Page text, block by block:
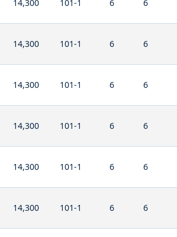
14,300 101-1 6 6
14,300 101-1 6 6
14,300 101-1 6 6
14,300 101-1 6 6
14,300 101-1 6 6
14,300 101-1 6 6